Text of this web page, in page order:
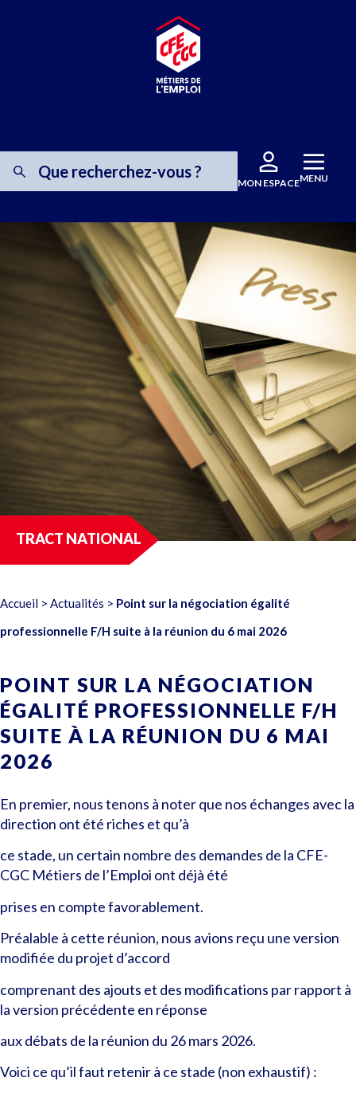
MON ESPACEMENU
TRACT NATIONAL
Accueil > Actualités > Point sur la négociation égalité
professionnelle F/H suite à la réunion du 6 mai 2026
POINT SUR LA NÉGOCIATION
ÉGALITÉ PROFESSIONNELLE F/H
SUITE À LA RÉUNION DU 6 MAI
2026
En premier, nous tenons à noter que nos échanges avec la
direction ont été riches et qu’à
ce stade, un certain nombre des demandes de la CFE-
CGC Métiers de l’Emploi ont déjà été
prises en compte favorablement.
Préalable à cette réunion, nous avions reçu une version
modifiée du projet d’accord
comprenant des ajouts et des modifications par rapport à
la version précédente en réponse
aux débats de la réunion du 26 mars 2026.
Voici ce qu’il faut retenir à ce stade (non exhaustif) :